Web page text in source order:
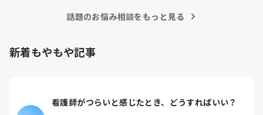
異動の声がかかる前に眼科クリニックに転職しました。
話題のお悩み相談をもっと見る
新着もやもや記事
看護師がつらいと感じたとき、どうすればいい？